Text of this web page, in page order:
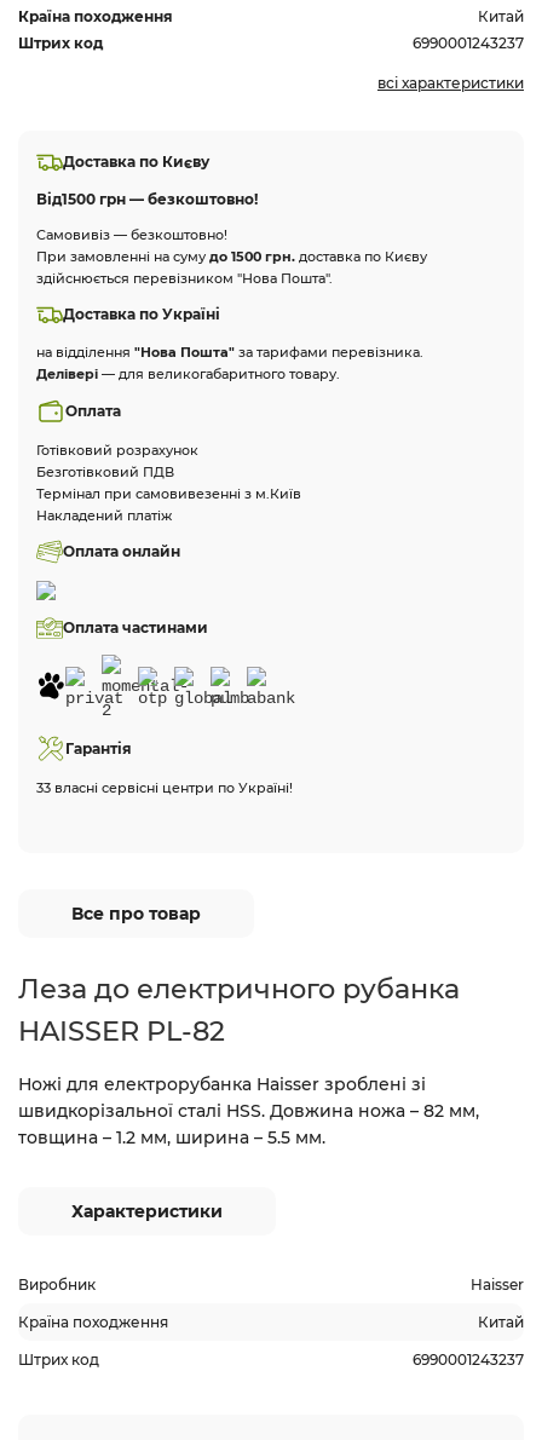
Країна походження
Китай
Штрих код
6990001243237
всі характеристики
Доставка по Києву
Від1500 грн — безкоштовно!
Самовивіз — безкоштовно!
При замовленні на суму до 1500 грн. доставка по Києву
здійснюється перевізником "Нова Пошта".
Доставка по Україні
на відділення "Нова Пошта" за тарифами перевізника.
Делівері — для великогабаритного товару.
Оплата
Готівковий розрахунок
Безготівковий ПДВ
Термінал при самовивезенні з м.Київ
Накладений платіж
Оплата онлайн
Оплата частинами
Гарантія
33 власні сервісні центри по Україні!
Все про товар
Леза до електричного рубанка
HAISSER PL-82
Ножі для електрорубанка Haisser зроблені зі
швидкорізальної сталі HSS. Довжина ножа – 82 мм,
товщина – 1.2 мм, ширина – 5.5 мм.
Характеристики
Виробник Haisser
Країна походження Китай
Штрих код 6990001243237